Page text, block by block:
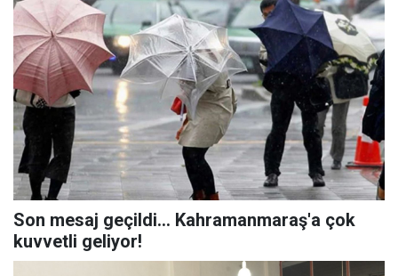
Son mesaj geçildi... Kahramanmaraş'a çok
kuvvetli geliyor!